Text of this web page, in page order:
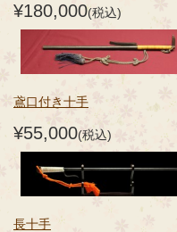
¥180,000(税込)
鳶口付き十手
¥55,000(税込)
長十手